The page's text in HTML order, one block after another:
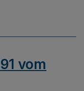
vom